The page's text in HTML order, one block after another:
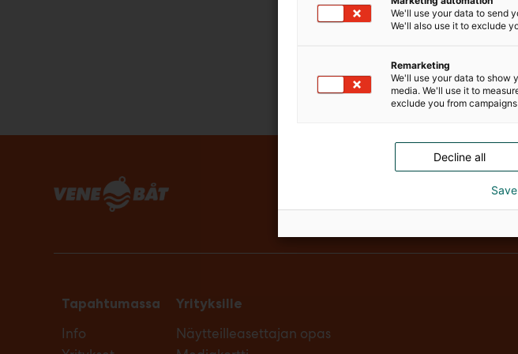
Tapahtumassa
Info
Yrityksille
Näytteilleasettajan opas
We'll use your data to send
We'll also use it to exclude
Remarketing
We'll use your data to show
media. We'll use it to
exclude you from
Decline all